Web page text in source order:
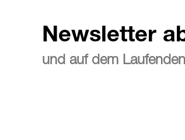
Newsletter
und auf dem